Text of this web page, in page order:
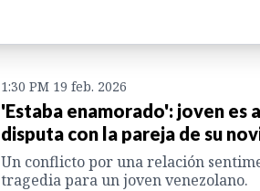
1:30 PM 19 feb. 2026
'Estaba enamorado': joven es
disputa con la pareja de su
Un conflicto por una relación
tragedia para un joven venezolano.